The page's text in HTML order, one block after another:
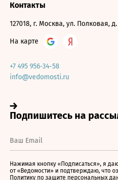
Контакты
127018, г. Москва, ул. Полковая, д.
На карте
+7 495 956-34-58
info@vedomosti.ru
Нажимая кнопку «Подписаться», я
от «Ведомости» и подтверждаю, что
Политику по защите персональных